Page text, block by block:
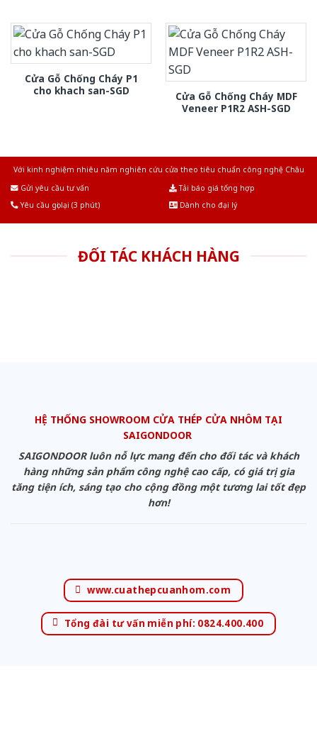
Cửa Gỗ Chống Cháy P1
cho khach san-SGD
Cửa Gỗ Chống Cháy MDF
Veneer P1R2 ASH-SGD
Với kinh nghiệm nhiêu năm nghiên cứu cửa theo tiêu chuẩn công nghệ Châu
Gửi yêu cầu tư vấn
Tải báo giá tổng hợp
Yêu cầu gọi lại (3 phút)
Dành cho đại lý
ĐỐI TÁC KHÁCH HÀNG
HỆ THỐNG SHOWROOM CỬA THÉP CỬA NHÔM TẠI
SAIGONDOOR
SAIGONDOOR luôn nỗ lực mang đến cho đối tác và khách
hàng những sản phẩm công nghệ cao cấp, có giá trị gia
tăng tiện ích, sáng tạo cho cộng đồng một tương lai tốt đẹp
hơn!
www.cuathepcuanhom.com
Tổng đài tư vấn miễn phí: 0824.400.400